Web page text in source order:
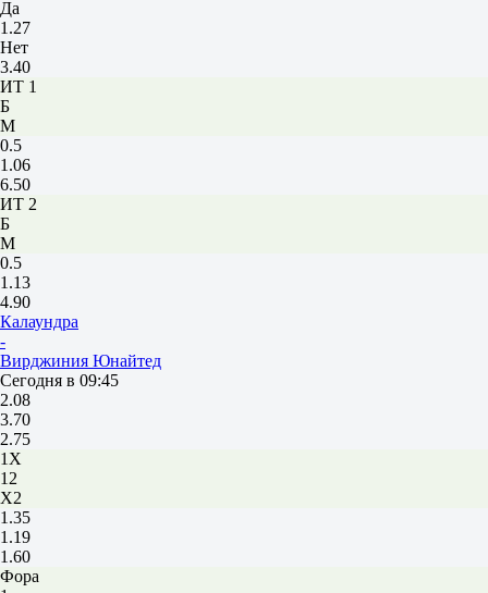
Да
1.27
Нет
3.40
ИТ 1
Б
М
0.5
1.06
6.50
ИТ 2
Б
М
0.5
1.13
4.90
Калаундра
-
Вирджиния Юнайтед
Сегодня в 09:45
2.08
3.70
2.75
1X
12
X2
1.35
1.19
1.60
Фора